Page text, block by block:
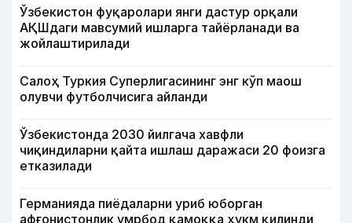
Ўзбекистон фуқаролари янги дастур орқали
АҚШдаги мавсумий ишларга тайёрланади ва
жойлаштирилади
Салоҳ Туркия Суперлигасининг энг кўп маош
олувчи футболчисига айланди
Ўзбекистонда 2030 йилгача хавфли
чиқиндиларни қайта ишлаш даражаси 20 фоизга
етказилади
Германияда пиёдаларни уриб юборган
афғонистонлик умрбод қамоққа ҳукм қилинди